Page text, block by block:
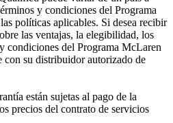
y condiciones del Programa
políticas aplicables. Si desea recibir
las ventajas, la elegibilidad, los
condiciones del Programa McLaren
con su distribuidor autorizado de
están sujetas al pago de la
precios del contrato de servicios